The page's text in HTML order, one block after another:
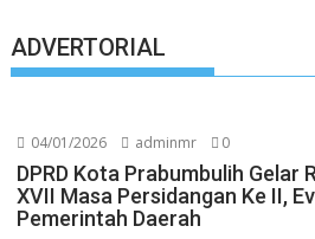
ADVERTORIAL
04/01/2026 adminmr 0
DPRD Kota Prabumbulih Gelar
XVII Masa Persidangan Ke II,
Pemerintah Daerah